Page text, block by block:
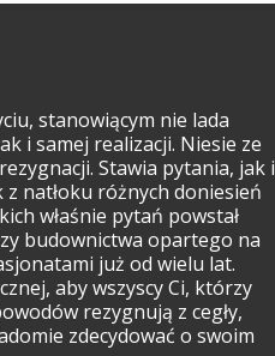
stanowiącym nie lada
i samej realizacji. Niesie ze
Stawia pytania, jak i
natłoku różnych doniesień
właśnie pytań powstał
budownictwa opartego na
już od wielu lat.
aby wszyscy Ci, którzy
rezygnują z cegły,
zdecydować o swoim